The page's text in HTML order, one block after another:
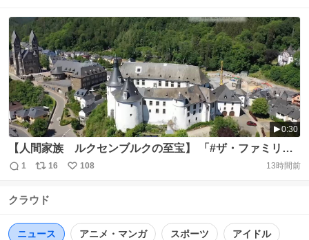
0:30
【人間家族 ルクセンブルクの至宝】 「#ザ・ファミリ
ー・オブ・マン」 900万人以上が見た伝説の写真展。68カ
の世界に写真で立ち向かった人々の思いに迫る 8月15日
ほり #新美の巨人たち https://t.co/Qrz2j1AOQF
返
数
1
リ
ス
数
16
い
108 13時間前
クラウド
ニュース アニメ・マンガ スポーツ アイドル